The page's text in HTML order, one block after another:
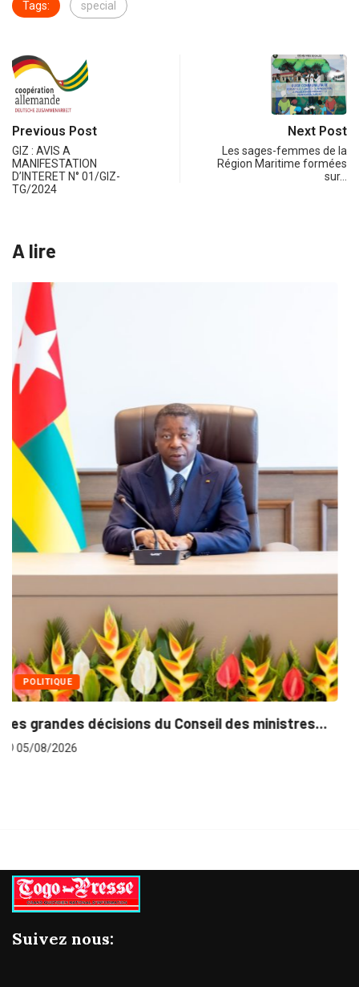
Tags: special
Previous Post
GIZ : AVIS A
MANIFESTATION
D’INTERET N° 01/GIZ-
TG/2024
Next Post
Les sages-femmes de la
Région Maritime formées
sur…
A lire
MÉDIAS
Fin du programme CIPCC 2026 de la...
Suivez nous: